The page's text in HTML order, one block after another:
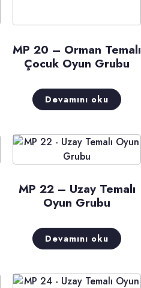
MP 20 – Orman Temalı
Çocuk Oyun Grubu
Devamını oku
MP 22 – Uzay Temalı
Oyun Grubu
Devamını oku